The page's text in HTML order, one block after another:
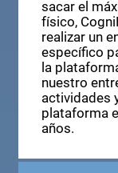
sacar el
físico,
realizar un
específico
la
nuestro
actividades
plataforma
años.